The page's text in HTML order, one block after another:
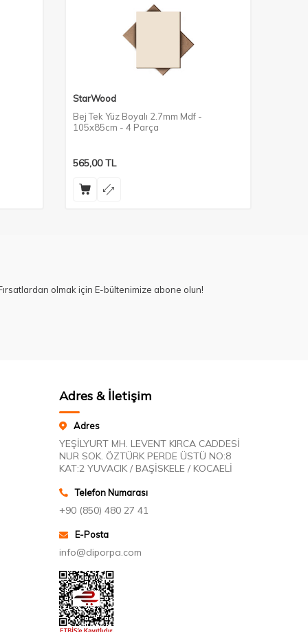
StarWood
Bej Tek Yüz Boyalı 2.7mm Mdf -
105x85cm - 4 Parça
565,00TL
olmak için E-bültenimize abone olun!
Adres & İletişim
Adres
YEŞİLYURT MH. LEVENT KIRCA CADDESİ
NUR SOK. ÖZTÜRK PERDE ÜSTÜ NO:8
KAT:2 YUVACIK / BAŞİSKELE / KOCAELİ
Telefon Numarası
+90 (850) 480 27 41
E-Posta
info@diporpa.com